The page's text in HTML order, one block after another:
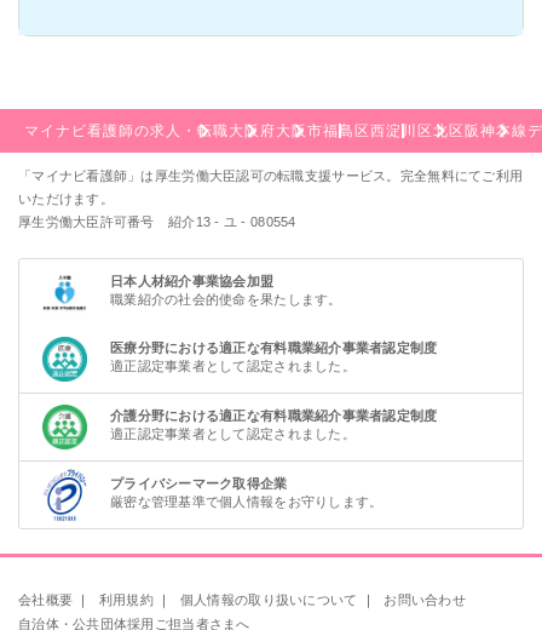
マイナビ看護師の求人・転職大阪府大阪市福島区西淀川区北区 阪神本線
「マイナビ看護師」は厚生労働大臣認可の転職支援サービス。完全無料にてご利用
いただけます。
厚生労働大臣許可番号 紹介13 - ユ - 080554
日本人材紹介事業協会加盟
職業紹介の社会的使命を果たします。
医療分野における適正な有料職業紹介事業者認定制度
適正認定事業者として認定されました。
介護分野における適正な有料職業紹介事業者認定制度
適正認定事業者として認定されました。
プライバシーマーク取得企業
厳密な管理基準で個人情報をお守りします。
会社概要 利用規約 個人情報の取り扱いについて
お問い合わせ
自治体・公共団体採用ご担当者さまへ